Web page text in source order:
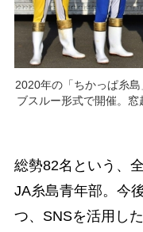
2020年の「ちかっぱ糸
ブスルー形式で開催。
総勢82名という、
JA糸島青年部。今
つ、SNSを活用し